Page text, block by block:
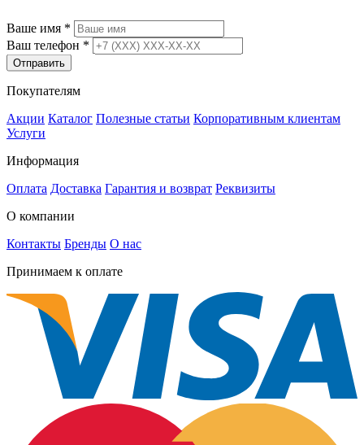
Ваше имя *
Ваш телефон *
Отправить
Покупателям
Акции Каталог Полезные статьи Корпоративным клиентам
Услуги
Информация
Оплата Доставка Гарантия и возврат Реквизиты
О компании
Контакты Бренды О нас
Принимаем к оплате